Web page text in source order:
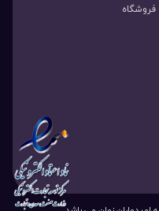
فروشگاه